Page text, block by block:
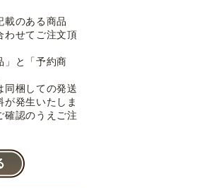
載のある商品
わせてご注文頂
」と「予約商
同梱しての発送
発生いたしま
確認のうえご注